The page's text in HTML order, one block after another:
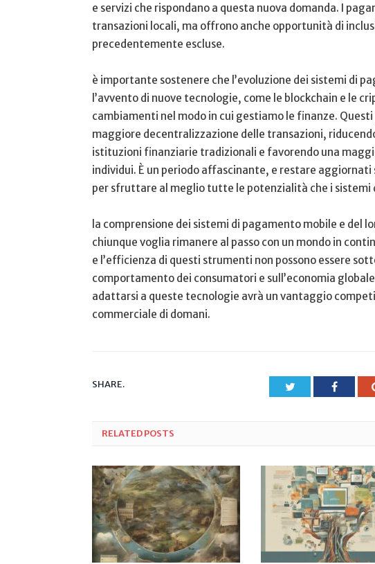
e servizi che rispondano a questa nuova domanda. I
transazioni locali, ma offrono anche opportunità di
precedentemente escluse.
è​ importante sostenere che l’evoluzione dei sistemi di
l’avvento di nuove tecnologie, come le blockchain ​e le
cambiamenti‍ nel modo ​in cui gestiamo le ‍finanze.
maggiore‍ decentralizzazione delle transazioni,
‌istituzioni finanziarie tradizionali e‌ favorendo una
individui. È un periodo affascinante, e restare
per sfruttare al meglio tutte‌ le potenzialità che i sistemi
la comprensione dei sistemi‌ di pagamento mobile‌ e del
chiunque voglia rimanere ‌al passo con un mondo in
e‌ l’efficienza di questi‍ strumenti non ‌possono essere
comportamento dei ‍consumatori e sull’economia
adattarsi a queste tecnologie avrà un vantaggio
commerciale di domani.
SHARE. Twitter
RELATEDPOSTS